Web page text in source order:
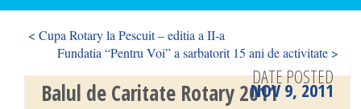
< Cupa Rotary la Pescuit – editia a II-a
Fundatia “Pentru Voi” a sarbatorit 15 ani de activitate >
Balul de Caritate Rotary 2011
DATE POSTED
NOV 9, 2011